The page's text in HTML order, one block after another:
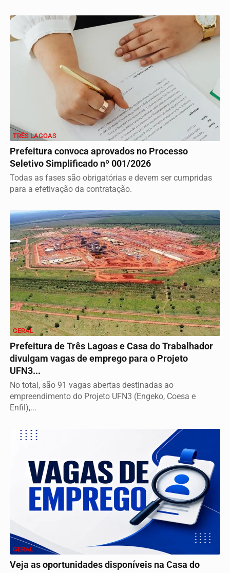
TRÊS LAGOAS
Prefeitura convoca aprovados no Processo
Seletivo Simplificado nº 001/2026
Todas as fases são obrigatórias e devem ser cumpridas
para a efetivação da contratação.
GERAL
Prefeitura de Três Lagoas e Casa do Trabalhador
divulgam vagas de emprego para o Projeto
UFN3...
No total, são 91 vagas abertas destinadas ao
empreendimento do Projeto UFN3 (Engeko, Coesa e
Enfil),...
GERAL
Veja as oportunidades disponíveis na Casa do